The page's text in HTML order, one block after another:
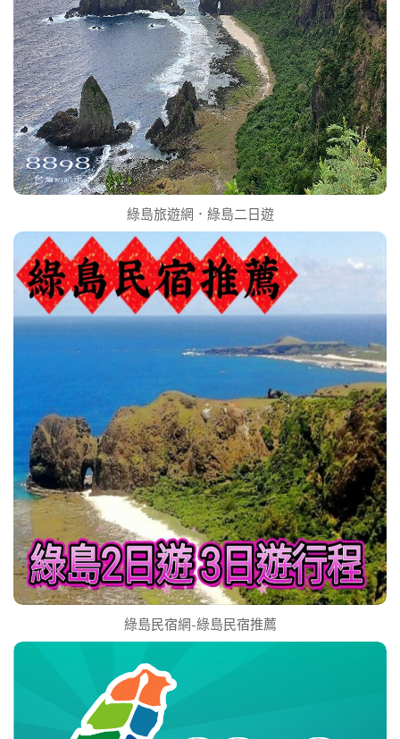
綠島旅遊網．綠島二日遊
綠島民宿網-綠島民宿推薦